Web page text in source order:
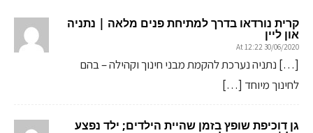
קרית נורדאו בדרך למתיחת פנים מלאה | נתניה
און ליין
30/06/2020 At 12:22
[…] נתניה נערכת להקמת מבני חינוך וקהילה – בהם
לחינוך מיוחד […]
גן דוכיפת שופץ בזמן שהיית הילדים; ילד נפצע